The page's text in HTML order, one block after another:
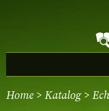
Home > Katalog>